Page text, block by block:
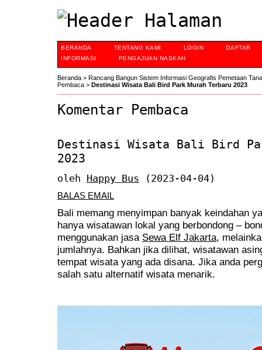
BERANDA TENTANG KAMI LOGIN
DAFTAR
INFORMASI
PENGAJUAN NASKAH
Beranda > Rancang Bangun Sistem Informasi Geografis Pemetaan
Pembaca > Destinasi Wisata Bali Bird Park Murah Terbaru 2023
Komentar Pembaca
Destinasi Wisata Bali Bird
2023
oleh Happy Bus (2023-04-04)
BALAS EMAIL
Bali memang menyimpan banyak keindahan
hanya wisatawan lokal yang berbondong –
menggunakan jasa Sewa Elf Jakarta,
jumlahnya. Bahkan jika dilihat, wisatawan
tempat wisata yang ada disana. Jika anda
salah satu alternatif wisata menarik.